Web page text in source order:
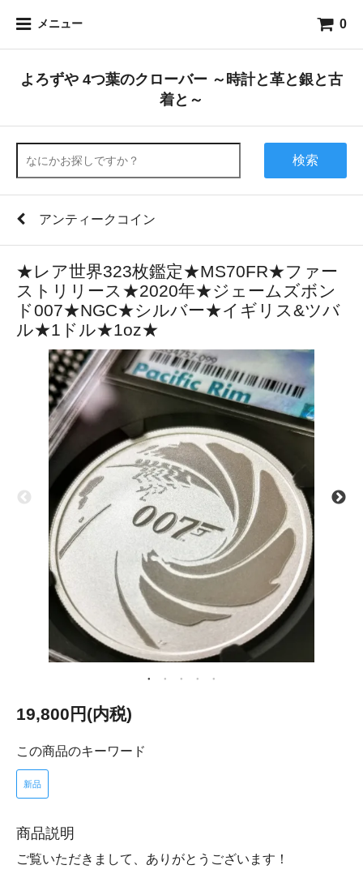
メニュー 0
よろずや 4つ葉のクローバー ～時計と革と銀と古
着と～
検索
アンティークコイン
★レア世界323枚鑑定★MS70FR★ファー
ストリリース★2020年★ジェームズボン
ド007★NGC★シルバー★イギリス&ツバ
ル★1ドル★1oz★
19,800円(内税)
この商品のキーワード
新品
商品説明
ご覧いただきまして、ありがとうございます！